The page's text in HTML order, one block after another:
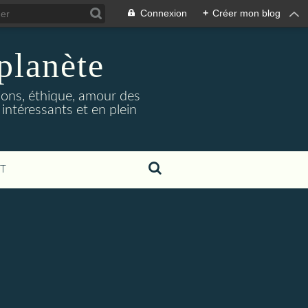
Connexion + Créer mon blog
éthique, amour des
et en plein